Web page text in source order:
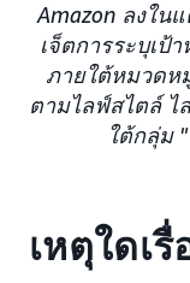
Amazon ลงใน
เจ็ตการระบุเป้
ภายใต้หมวดห
ตามไลฟ์สไตล์ ไ
ใต้กลุ่ม
เหตุใดเ